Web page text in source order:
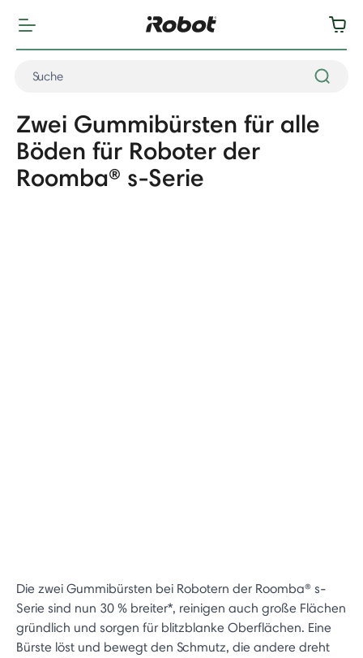
Zwei Gummibürsten für alle
Böden für Roboter der
Roomba® s-Serie
Die zwei Gummibürsten bei Robotern der Roomba® s-
Serie sind nun 30 % breiter*, reinigen auch große Flächen
gründlich und sorgen für blitzblanke Oberflächen. Eine
Bürste löst und bewegt den Schmutz, die andere dreht